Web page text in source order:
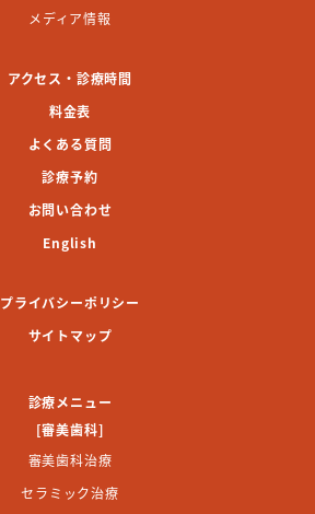
メディア情報
アクセス・診療時間
料金表
よくある質問
診療予約
お問い合わせ
English
プライバシーポリシー
サイトマップ
診療メニュー
[審美歯科]
審美歯科治療
セラミック治療